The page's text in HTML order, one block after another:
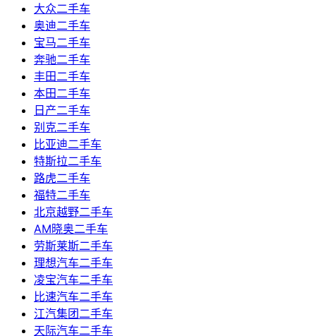
大众二手车
奥迪二手车
宝马二手车
奔驰二手车
丰田二手车
本田二手车
日产二手车
别克二手车
比亚迪二手车
特斯拉二手车
路虎二手车
福特二手车
北京越野二手车
AM晓奥二手车
劳斯莱斯二手车
理想汽车二手车
凌宝汽车二手车
比速汽车二手车
江汽集团二手车
天际汽车二手车